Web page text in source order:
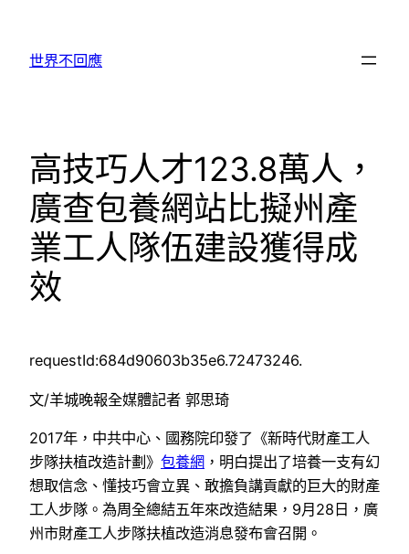
世界不回應
高技巧人才123.8萬人，
廣查包養網站比擬州產
業工人隊伍建設獲得成
效
requestId:684d90603b35e6.72473246.
文/羊城晚報全媒體記者 郭思琦
2017年，中共中心、國務院印發了《新時代財產工人
步隊扶植改造計劃》 包養網 ，明白提出了培養一支有幻
想取信念、懂技巧會立異、敢擔負講貢獻的巨大的財產
工人步隊。為周全總結五年來改造結果，9月28日，廣
州市財產工人步隊扶植改造消息發布會召開。